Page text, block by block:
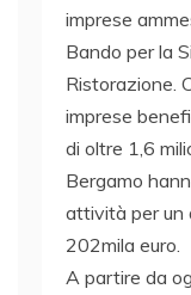
imprese
Bando per la
Ristorazione.
imprese
di oltre 1,6
Bergamo
attività per un
202mila euro.
A partire da